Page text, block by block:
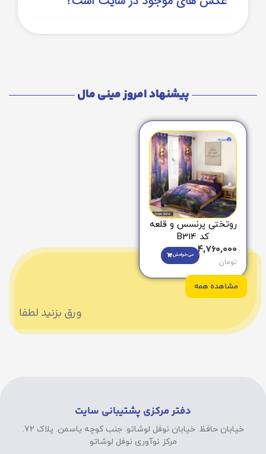
پیشنهاد امروز مینی مال
روتختی پرنسس و قلعه
کد B314
4,760,000
تومان
می‌خوامش
مشاهده همه
ورق بزنید لطفا
دفتر مرکزی پشتیبانی سایت
خیابان حافظ. خیابان نوفل لوشاتو. جنب کوچه یاسمن. پلاک 72.
مرکز نوآوری نوفل لوشاتو